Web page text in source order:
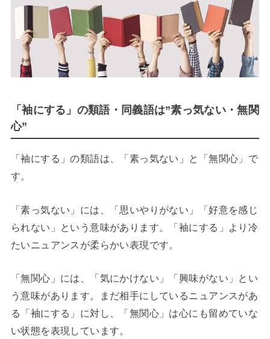
「袖にする」の類語・同義語は”素っ気ない・無関
心”
「袖にする」の類語は、「素っ気ない」と「無関心」で
す。
「素っ気ない」には、「思いやりがない」「好意を感じ
られない」という意味があります。「袖にする」より冷
たいニュアンスが柔らかい表現です。
「無関心」には、「気にかけない」「興味がない」とい
う意味があります。まだ相手にしているニュアンスがあ
る「袖にする」に対し、「無関心」は心にも留めていな
い状態を表現しています。